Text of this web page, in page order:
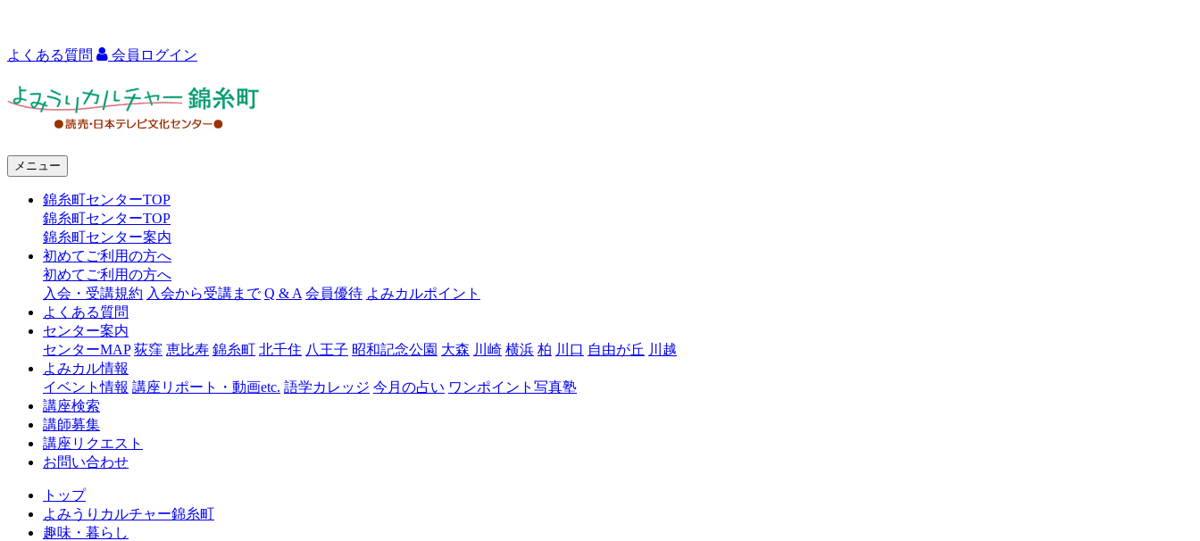
よくある質問 会員ログイン
ャ
錦
糸
メニュー
錦糸町センターTOP
錦糸町センターTOP
錦糸町センター案内
初めてご利用の方へ
初めてご利用の方へ
入会・受講規約 入会から受講まで Q & A 会員優待 よみカルポイント
よくある質問
センター案内
センターMAP 荻窪 恵比寿 錦糸町 北千住 八王子 昭和記念公園 大森 川崎 横浜 柏 川口 自由が丘 川越
よみカル情報
イベント情報 講座リポート・動画etc. 語学カレッジ 今月の占い ワンポイント写真塾
講座検索
講師募集
講座リクエスト
お問い合わせ
トップ
よみうりカルチャー錦糸町
趣味・暮らし